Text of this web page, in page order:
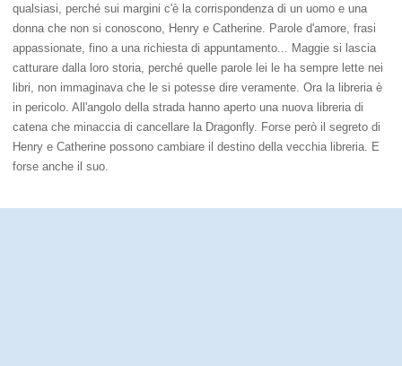
qualsiasi, perché sui margini c'è la corrispondenza di un uomo e una
donna che non si conoscono, Henry e Catherine. Parole d'amore, frasi
appassionate, fino a una richiesta di appuntamento... Maggie si lascia
catturare dalla loro storia, perché quelle parole lei le ha sempre lette nei
libri, non immaginava che le si potesse dire veramente. Ora la libreria è
in pericolo. All'angolo della strada hanno aperto una nuova libreria di
catena che minaccia di cancellare la Dragonfly. Forse però il segreto di
Henry e Catherine possono cambiare il destino della vecchia libreria. E
forse anche il suo.